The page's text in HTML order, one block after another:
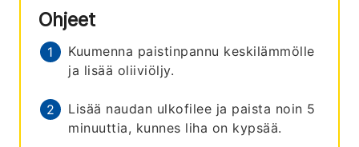
Ohjeet
Kuumenna paistinpannu keskilämmölle
ja lisää oliiviöljy.
Lisää naudan ulkofilee ja paista noin 5
minuuttia, kunnes liha on kypsää.